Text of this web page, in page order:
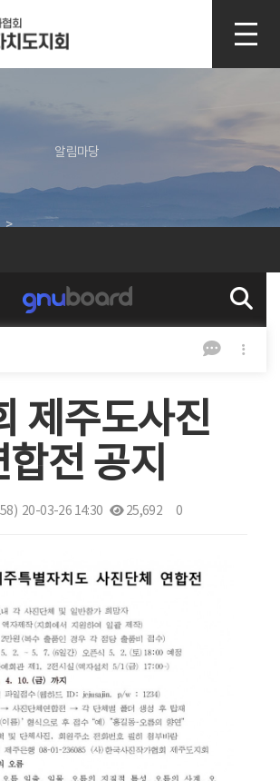
알림마당
제주도사진
전 공지
20-03-26 14:30 25,692 0